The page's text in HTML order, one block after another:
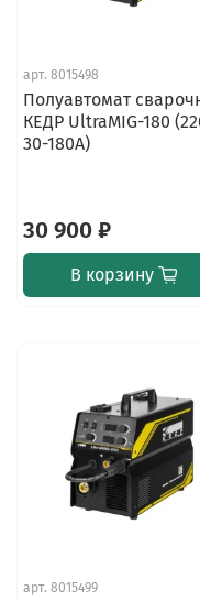
арт. 8015498
Полуавтомат
КЕДР UltraMIG-180
30-180А)
30 900 ₽
В корзину
арт. 8015499